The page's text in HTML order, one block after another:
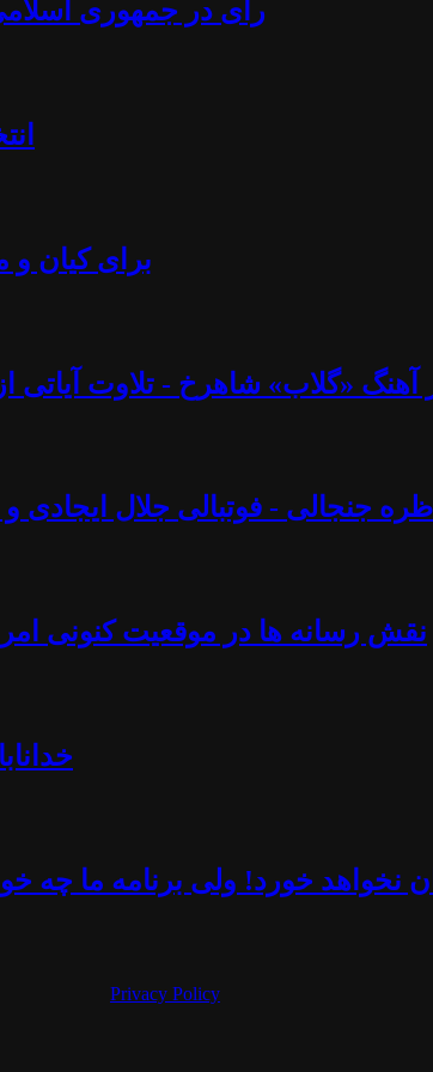
رأی در جمهوری
برای کیان و
«گلاب» شاهرخ - تلاوت آیاتی از منجلاب قرآن (۸۲) - آزاد
جنجالی - فوتبالی جلال
نقش رسانه ها در موقعیت کنونی
نخواهد خورد! ولی برنامه ما چه
Privacy Policy